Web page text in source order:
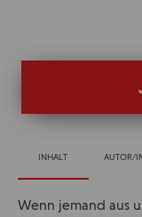
INHALT AUTOR/
Wenn jemand aus